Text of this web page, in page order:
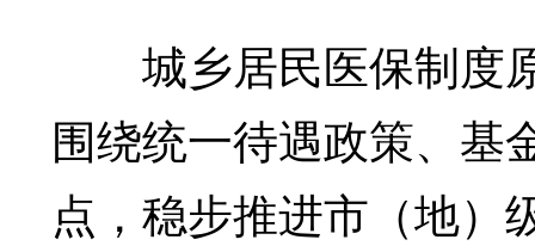
城乡居民医保制度
围绕统一待遇政策、基
点，稳步推进市（地）